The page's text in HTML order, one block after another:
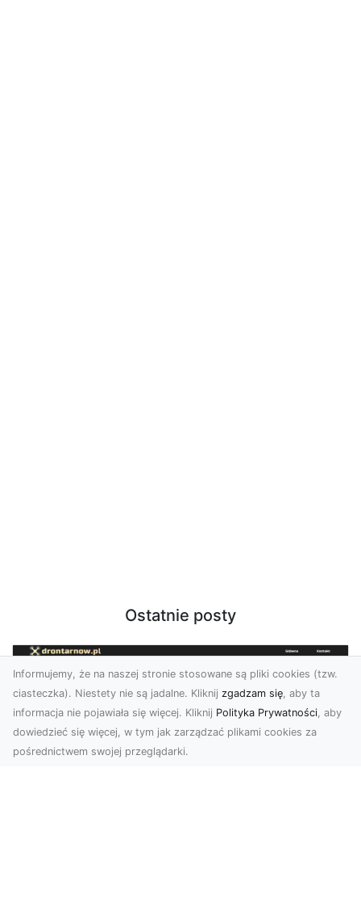
Ostatnie posty
Informujemy, że na naszej stronie stosowane są pliki cookies (tzw.
ciasteczka). Niestety nie są jadalne. Kliknij zgadzam się, aby ta
informacja nie pojawiała się więcej. Kliknij Polityka Prywatności, aby
dowiedzieć się więcej, w tym jak zarządzać plikami cookies za
pośrednictwem swojej przeglądarki.